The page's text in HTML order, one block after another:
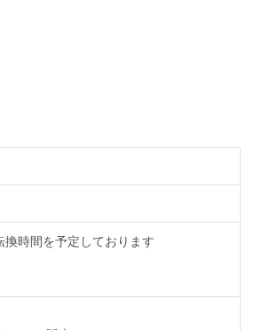
時間を予定しております